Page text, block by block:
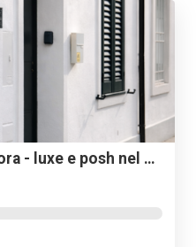
Casa vacanze La Marmora - luxe e posh nel centro storico!